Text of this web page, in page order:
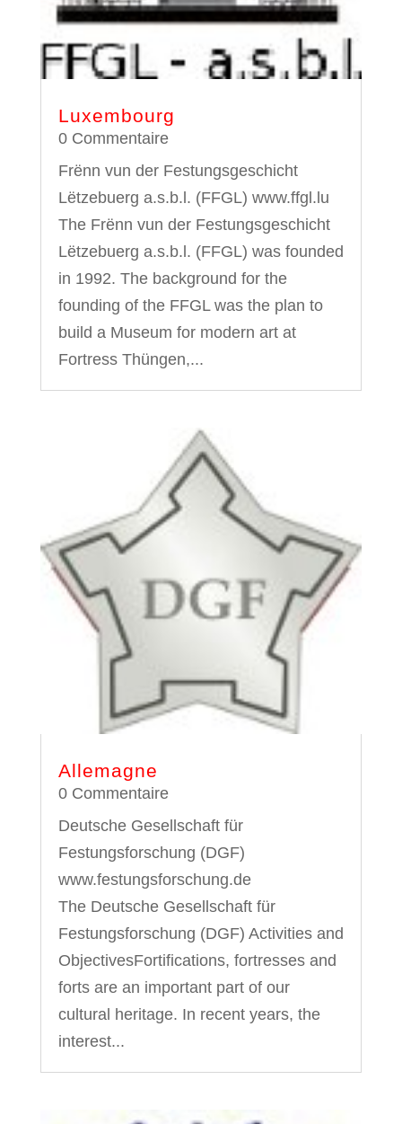
Luxembourg
0 Commentaire
Frënn vun der Festungsgeschicht
Lëtzebuerg a.s.b.l. (FFGL) www.ffgl.lu
The Frënn vun der Festungsgeschicht
Lëtzebuerg a.s.b.l. (FFGL) was founded
in 1992. The background for the
founding of the FFGL was the plan to
build a Museum for modern art at
Fortress Thüngen,...
Allemagne
0 Commentaire
Deutsche Gesellschaft für
Festungsforschung (DGF)
www.festungsforschung.de
The Deutsche Gesellschaft für
Festungsforschung (DGF) Activities and
ObjectivesFortifications, fortresses and
forts are an important part of our
cultural heritage. In recent years, the
interest...